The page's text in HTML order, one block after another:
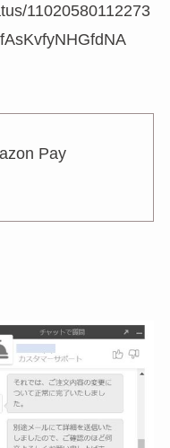
11020580112273
Pay